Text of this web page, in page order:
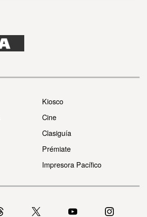
Kiosco
Cine
Clasiguía
Prémiate
Impresora Pacífico